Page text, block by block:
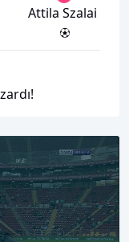
Attila Szalai